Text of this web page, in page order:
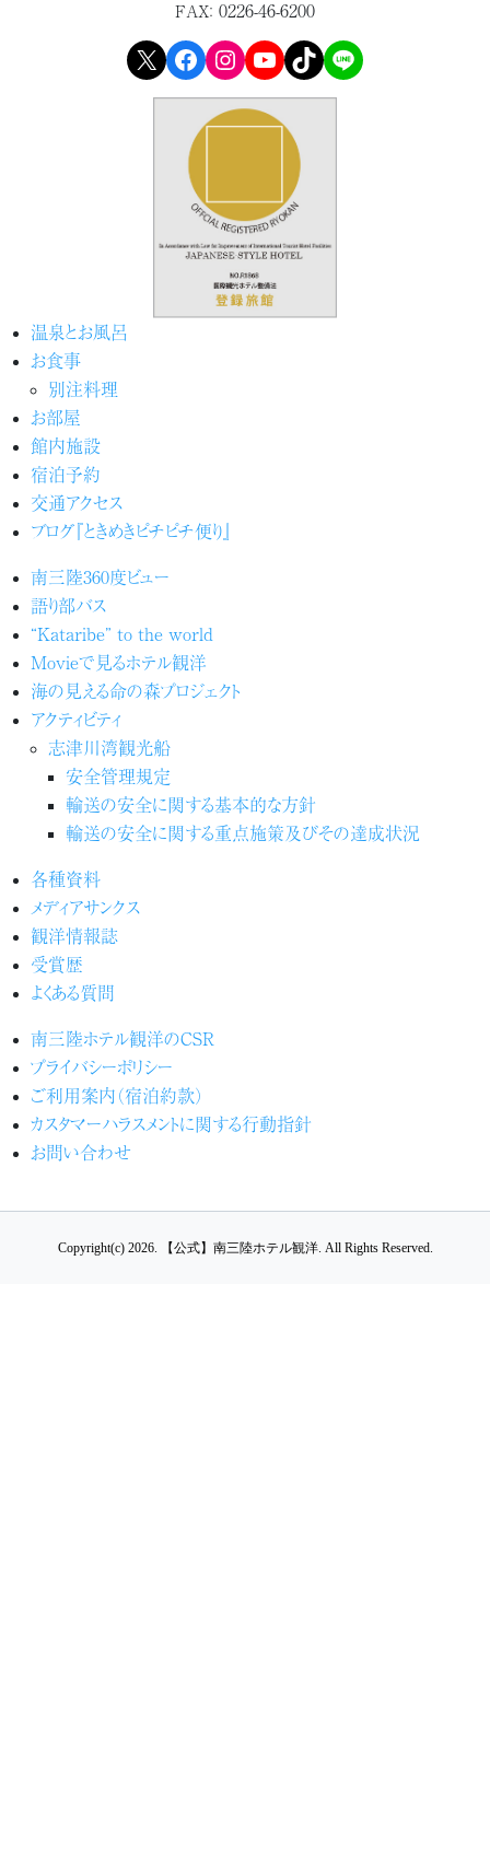
FAX： 0226-46-6200
X Facebook Instagram YouTube TikTok LINE
温泉とお風呂
お食事
別注料理
お部屋
館内施設
宿泊予約
交通アクセス
ブログ『ときめきピチピチ便り』
南三陸360度ビュー
語り部バス
“Kataribe” to the world
Movieで見るホテル観洋
海の見える命の森プロジェクト
アクティビティ
志津川湾観光船
安全管理規定
輸送の安全に関する基本的な方針
輸送の安全に関する重点施策及びその達成状況
各種資料
メディアサンクス
観洋情報誌
受賞歴
よくある質問
南三陸ホテル観洋のCSR
プライバシーポリシー
ご利用案内（宿泊約款）
カスタマーハラスメントに関する行動指針
お問い合わせ
Copyright(c) 2026. 【公式】南三陸ホテル観洋. All Rights Reserved.